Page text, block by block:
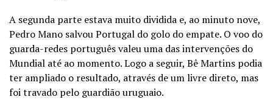
A segunda parte estava muito dividida e, ao minuto nove,
Pedro Mano salvou Portugal do golo do empate. O voo do
guarda-redes português valeu uma das intervenções do
Mundial até ao momento. Logo a seguir, Bê Martins podia
ter ampliado o resultado, através de um livre direto, mas
foi travado pelo guardião uruguaio.